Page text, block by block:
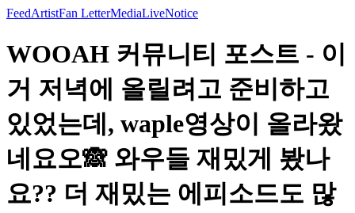
FeedArtistFan LetterMediaLiveNotice
WOOAH 커뮤니티 포스트 - 이
거 저녁에 올릴려고 준비하고
있었는데, waple영상이 올라왔
네요오🙈 와우들 재밌게 봤나
요?? 더 재밌는 에피소드도 많